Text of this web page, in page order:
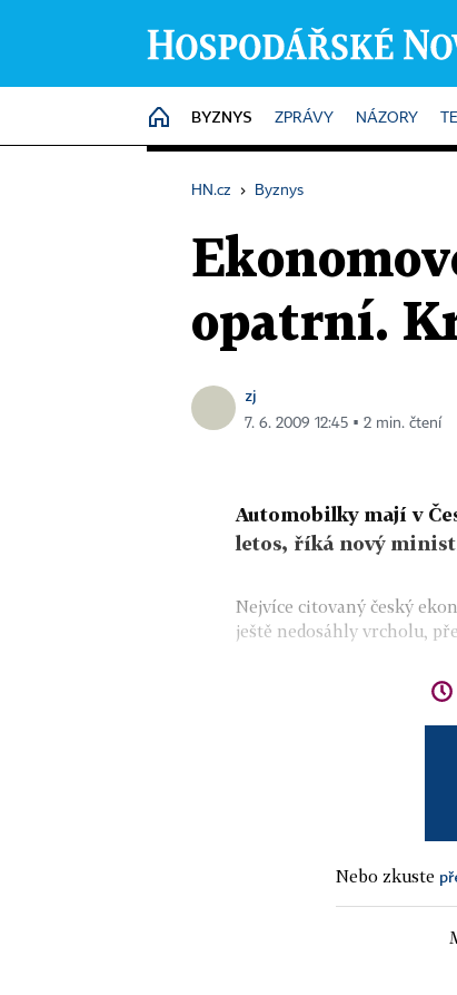
HOME
BYZNYS ZPRÁVY NÁZORY
HN.cz › Byznys
opatrní.
zj
7. 6. 2009 12:45 ▪ 2 min. čtení
Automobilky mají v
letos, říká nový
Nejvíce citovaný český
ještě nedosáhly vrcholu,
Nebo zkuste